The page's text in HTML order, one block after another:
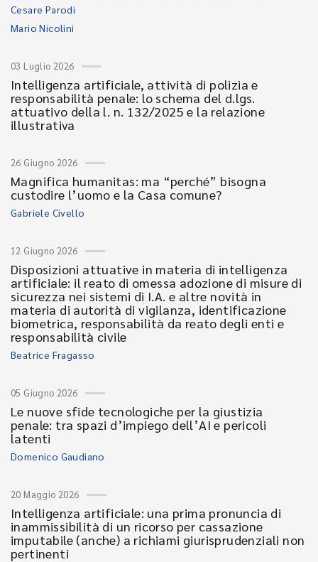
Cesare Parodi
Mario Nicolini
03 Luglio 2026
Intelligenza artificiale, attività di polizia e
responsabilità penale: lo schema del d.lgs.
attuativo della l. n. 132/2025 e la relazione
illustrativa
26 Giugno 2026
Magnifica humanitas: ma “perché” bisogna
custodire l’uomo e la Casa comune?
Gabriele Civello
12 Giugno 2026
Disposizioni attuative in materia di intelligenza
artificiale: il reato di omessa adozione di misure di
sicurezza nei sistemi di I.A. e altre novità in
materia di autorità di vigilanza, identificazione
biometrica, responsabilità da reato degli enti e
responsabilità civile
Beatrice Fragasso
05 Giugno 2026
Le nuove sfide tecnologiche per la giustizia
penale: tra spazi d’impiego dell’AI e pericoli
latenti
Domenico Gaudiano
20 Maggio 2026
Intelligenza artificiale: una prima pronuncia di
inammissibilità di un ricorso per cassazione
imputabile (anche) a richiami giurisprudenziali non
pertinenti